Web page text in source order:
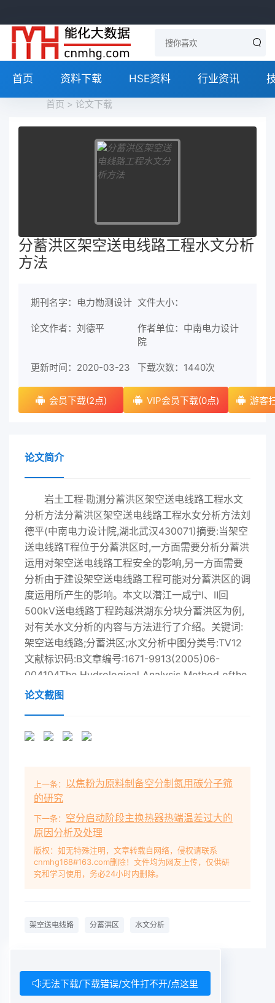
首页 资料下载 HSE资料 行业资讯
首页 > 论文下载
分蓄洪区架空送电线路工程水文分析
方法
期刊名字：电力勘测设计 文件大小：
论文作者：刘德平
作者单位：中南电力设计
院
更新时间：2020-03-23 下载次数： 1440次
会员下载(2点) VIP会员下载(0点) 游客
论文简介
岩土工程·勘测分蓄洪区架空送电线路工程水文
分析方法分蓄洪区架空送电线路工程水女分析方法刘
德平(中南电力设计院,湖北武汉430071)摘要:当架空
送电线路T程位于分蓄洪区时,一方面需要分析分蓄洪
运用对架空送电线路工程安全的影响,另一方面需要
分析由于建设架空送电线路工程可能对分蓄洪区的调
度运用所产生的影响。本文以潜江一咸宁Ⅰ、Ⅱ回
500kV送电线路丁程跨越洪湖东分块分蓄洪区为例,
对有关水文分析的内容与方法进行了介绍。关键词:
架空送电线路;分蓄洪区;水文分析中图分类号:TV12
文献标识码:B文章编号:1671-9913(2005)06-
004104The Hydrological Analysis Method ofthe
aerial Transmission Line in the Store Floodwater
China)Abstract: When the transmit electric wire
projects for using the store floodwater to divide
floodwater, on the another handit is need to
analyses the influence to use the flood storage
areas becausc of the fact that build the electric
wireproject. This text go back the 500kV
Qianjiang- Xianning I, II transmit electric wire
relevant hydrology have made an
hydrological analysis method1问题的提出淹没和
调蓄的场所。由于人口的增长、蓄洪垦殖,逐渐开发
论文截图
上一条： 以焦粉为原料制备空分制氮用碳分子筛
的研究
下一条： 空分启动阶段主换热器热端温差过大的
原因分析及处理
版权：如无特殊注明，文章转载自网络，侵权请联系
cnmhg168#163.com删除！文件均为网友上传，仅供研
究和学习使用，务必24小时内删除。
架空送电线路 分蓄洪区 水文分析
无法下载/下载错误/文件打不开/点这里